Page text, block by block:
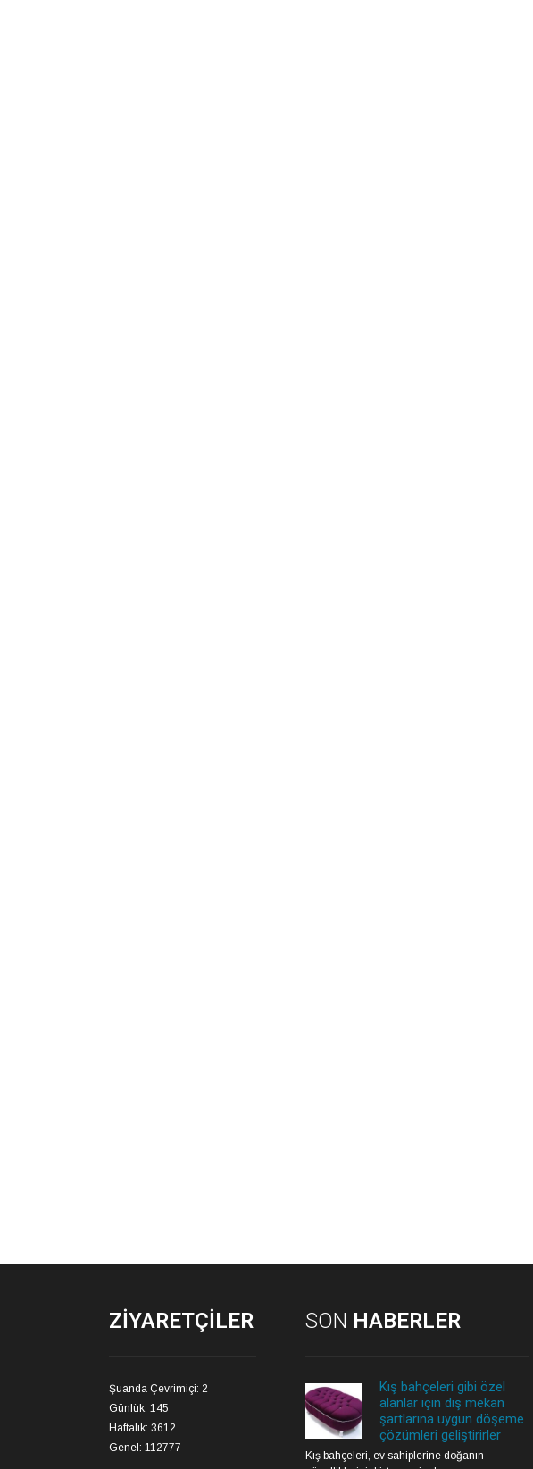
ZIYARETÇILER
Şuanda Çevrimiçi: 2
Günlük: 145
Haftalık: 3612
Genel: 112777
SON HABERLER
Kış bahçeleri gibi özel
alanlar için dış mekan
şartlarına uygun döşeme
çözümleri geliştirirler
Kış bahçeleri, ev sahiplerine doğanın